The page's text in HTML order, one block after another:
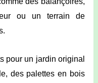
ou un terrain de
pour un jardin original
des palettes en bois